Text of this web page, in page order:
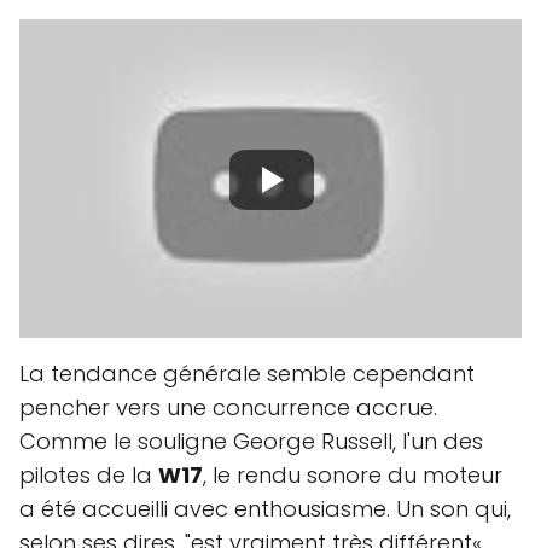
La tendance générale semble cependant
pencher vers une concurrence accrue.
Comme le souligne George Russell, l'un des
pilotes de la W17, le rendu sonore du moteur
a été accueilli avec enthousiasme. Un son qui,